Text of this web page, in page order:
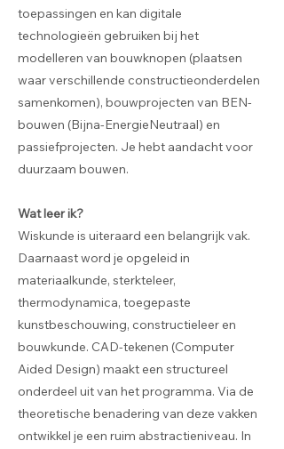
toepassingen en kan digitale
technologieën gebruiken bij het
modelleren van bouwknopen (plaatsen
waar verschillende constructieonderdelen
samenkomen), bouwprojecten van BEN-
bouwen (Bijna-EnergieNeutraal) en
passiefprojecten. Je hebt aandacht voor
duurzaam bouwen.
Wat leer ik?
Wiskunde is uiteraard een belangrijk vak.
Daarnaast word je opgeleid in
materiaalkunde, sterkteleer,
thermodynamica, toegepaste
kunstbeschouwing, constructieleer en
bouwkunde. CAD-tekenen (Computer
Aided Design) maakt een structureel
onderdeel uit van het programma. Via de
theoretische benadering van deze vakken
ontwikkel je een ruim abstractieniveau. In